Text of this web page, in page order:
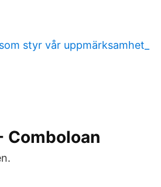
styr vår uppmärksamhet_
Comboloan